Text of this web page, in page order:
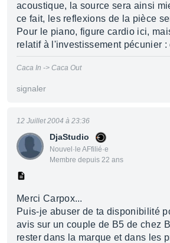
acoustique, la source sera ainsi
ce fait, les reflexions de la pièce
Pour le piano, figure cardio ici,
relatif à l'investissement pécunier :
Caca In -> Caca Out
signaler
DjaStudio
Nouvel·le AFfilié·e
Membre depuis 22 ans
12 Juillet 2004 à 23:36
Merci Carpox...
Puis-je abuser de ta disponibilité
avis sur un couple de B5 de chez
rester dans la marque et dans les